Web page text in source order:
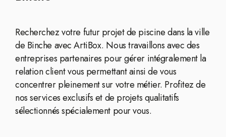
Recherchez votre futur projet de piscine dans la ville
de Binche avec ArtiBox. Nous travaillons avec des
entreprises partenaires pour gérer intégralement la
relation client vous permettant ainsi de vous
concentrer pleinement sur votre métier. Profitez de
nos services exclusifs et de projets qualitatifs
sélectionnés spécialement pour vous.